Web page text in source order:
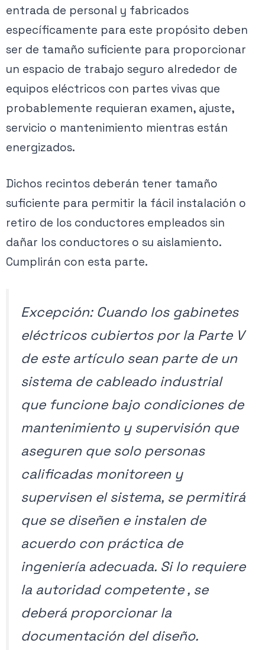
entrada de personal y fabricados
específicamente para este propósito deben
ser de tamaño suficiente para proporcionar
un espacio de trabajo seguro alrededor de
equipos eléctricos con partes vivas que
probablemente requieran examen, ajuste,
servicio o mantenimiento mientras están
energizados.
Dichos recintos deberán tener tamaño
suficiente para permitir la fácil instalación o
retiro de los conductores empleados sin
dañar los conductores o su aislamiento.
Cumplirán con esta parte.
Excepción: Cuando los gabinetes
eléctricos cubiertos por la Parte V
de este artículo sean parte de un
sistema de cableado industrial
que funcione bajo condiciones de
mantenimiento y supervisión que
aseguren que solo personas
calificadas monitoreen y
supervisen el sistema, se permitirá
que se diseñen e instalen de
acuerdo con práctica de
ingeniería adecuada. Si lo requiere
la autoridad competente , se
deberá proporcionar la
documentación del diseño.